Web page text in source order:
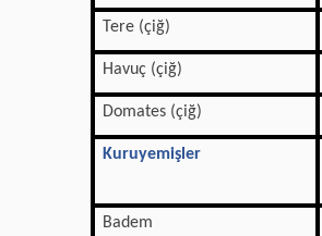
Tere (çiğ)
Havuç (çiğ)
Domates (çiğ)
Kuruyemişler
Badem